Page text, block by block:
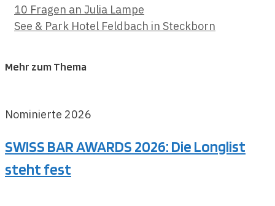
10 Fragen an Julia Lampe
See & Park Hotel Feldbach in Steckborn
Mehr zum Thema
Nominierte 2026
SWISS BAR AWARDS 2026: Die Longlist
steht fest